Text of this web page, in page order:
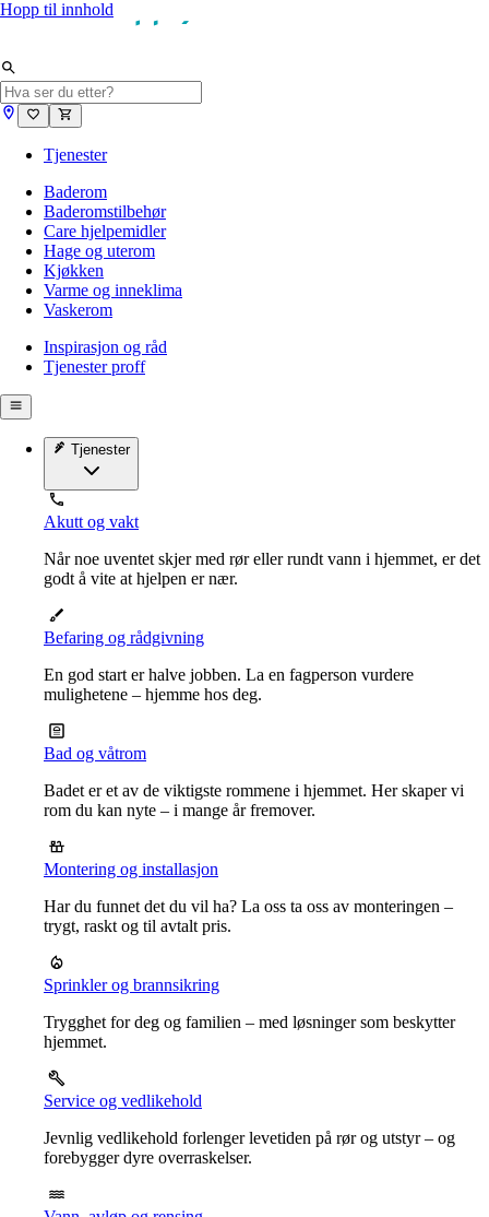
Hopp til innhold
Tjenester
Baderom
Baderomstilbehør
Care hjelpemidler
Hage og uterom
Kjøkken
Varme og inneklima
Vaskerom
Inspirasjon og råd
Tjenester proff
Tjenester
Akutt og vakt
Når noe uventet skjer med rør eller rundt vann i hjemmet, er det
godt å vite at hjelpen er nær.
Befaring og rådgivning
En god start er halve jobben. La en fagperson vurdere
mulighetene – hjemme hos deg.
Bad og våtrom
Badet er et av de viktigste rommene i hjemmet. Her skaper vi
rom du kan nyte – i mange år fremover.
Montering og installasjon
Har du funnet det du vil ha? La oss ta oss av monteringen –
trygt, raskt og til avtalt pris.
Sprinkler og brannsikring
Trygghet for deg og familien – med løsninger som beskytter
hjemmet.
Service og vedlikehold
Jevnlig vedlikehold forlenger levetiden på rør og utstyr – og
forebygger dyre overraskelser.